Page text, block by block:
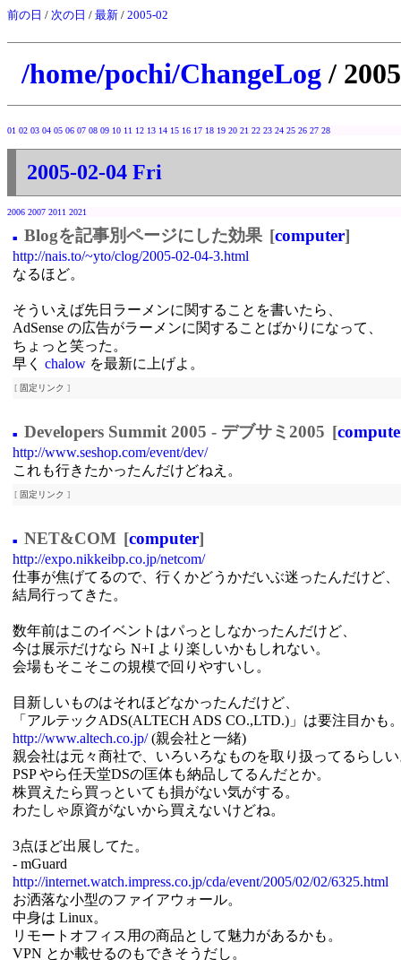
前の日 / 次の日 / 最新 / 2005-02
/home/pochi/ChangeLog/
01 02 03 04 05 06 07 08 09 10 11 12 13 14 15 16 17 18 19 20 21 22 23 24 25 26 27 28
2005-02-04 Fri
2006 2007 2011 2021
■ Blogを記事別ページにした効果 [computer]
http://nais.to/~yto/clog/2005-02-04-3.html
なるほど。
そういえば先日ラーメンに関することを書いたら、
AdSense の広告がラーメンに関することばかりになって、
ちょっと笑った。
早く chalow を最新に上げよ。
[ 固定リンク ]
■ Developers Summit 2005 - デブサミ2005 [
http://www.seshop.com/event/dev/
これも行きたかったんだけどねえ。
[ 固定リンク ]
■ NET&COM [computer]
http://expo.nikkeibp.co.jp/netcom/
仕事が焦げてるので、行くかどうかだいぶ迷ったんだけど、
結局行ってきた。
数年前はこのイベントはパっとしなかったんだけど、
今は展示だけなら N+I より楽しいかもしれない。
会場もそこそこの規模で回りやすいし。
目新しいものはそれほどなかったんだけど、
「アルテックADS(ALTECH ADS CO.,LTD.)」は要注目かも
http://www.altech.co.jp/(親会社と一緒)
親会社は元々商社で、いろいろなものを取り扱ってるらし
PSP やら任天堂DSの匡体も納品してるんだとか。
株買えたら買っといても損がない気がする。
わたしゃ原資がないから買えないけどね。
3点ほど出展してた。
- mGuard
http://internet.watch.impress.co.jp/cda/event/2005/02/02/6325.html
お洒落な小型のファイアウォール。
中身は Linux。
リモートオフィス用の商品として魅力があるかも。
VPN とか載せるのもできそうだし。